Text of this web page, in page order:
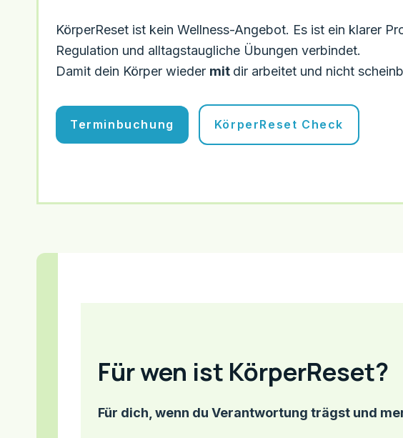
KörperReset ist kein Wellness-Angebot. Es ist ein klarer
Regulation und alltagstaugliche Übungen verbindet.
Damit dein Körper wieder mit dir arbeitet und nicht
Terminbuchung KörperReset Check
Für wen ist KörperReset?
Für dich, wenn du Verantwortung trägst und